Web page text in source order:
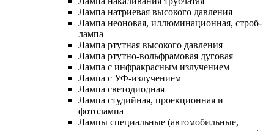
Лампа натриевая высокого давления
Лампа неоновая, иллюминационная, строб-
лампа
Лампа ртутная высокого давления
Лампа ртутно-вольфрамовая дуговая
Лампа с инфракрасным излучением
Лампа с УФ-излучением
Лампа светодиодная
Лампа студийная, проекционная и
фотолампа
Лампы специальные (автомобильные,